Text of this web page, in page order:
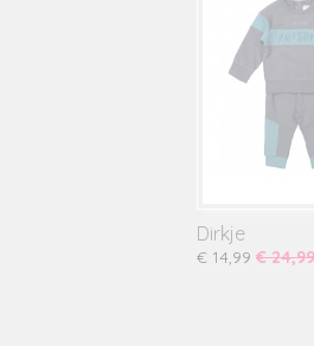
Dirkje
€ 14,99 € 24,99